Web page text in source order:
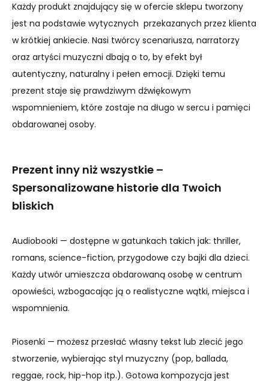
Każdy produkt znajdujący się w ofercie sklepu tworzony
jest na podstawie wytycznych przekazanych przez klienta
w krótkiej ankiecie. Nasi twórcy scenariusza, narratorzy
oraz artyści muzyczni dbają o to, by efekt był
autentyczny, naturalny i pełen emocji. Dzięki temu
prezent staje się prawdziwym dźwiękowym
wspomnieniem, które zostaje na długo w sercu i pamięci
obdarowanej osoby.
Prezent inny niż wszystkie –
Spersonalizowane historie dla Twoich
bliskich
Audiobooki — dostępne w gatunkach takich jak: thriller,
romans, science-fiction, przygodowe czy bajki dla dzieci.
Każdy utwór umieszcza obdarowaną osobę w centrum
opowieści, wzbogacając ją o realistyczne wątki, miejsca i
wspomnienia.
Piosenki — możesz przesłać własny tekst lub zlecić jego
stworzenie, wybierając styl muzyczny (pop, ballada,
reggae, rock, hip-hop itp.). Gotowa kompozycja jest